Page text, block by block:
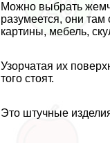
Можно выбрать
разумеется, они
картины, мебель,
Узорчатая их
того стоят.
Это штучные